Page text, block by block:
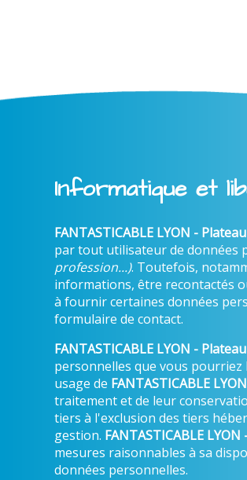
Informatique et
FANTASTICABLE LYON -
par tout utilisateur de données
profession...). Toutefois,
informations, être recontactés
à fournir certaines données
formulaire de contact.
FANTASTICABLE LYON -
personnelles que vous
usage de FANTASTICABLE
traitement et de leur
tiers à l'exclusion des tiers
gestion. FANTASTICABLE
mesures raisonnables à sa
données personnelles.